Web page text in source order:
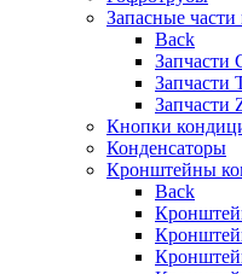
Запасные
Back
Запчасти
Запчасти
Запчасти
Кнопки
Конденсаторы
Кронштейны
Back